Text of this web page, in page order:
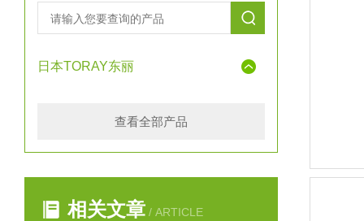
日本TORAY东丽
查看全部产品
相关文章 / ARTICLE